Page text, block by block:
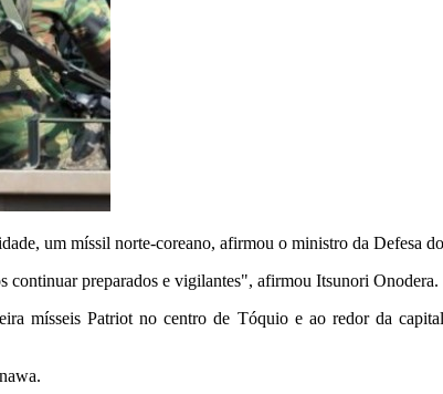
um míssil norte-coreano, afirmou o ministro da Defesa
continuar preparados e vigilantes", afirmou Itsunori Onodera.
mísseis Patriot no centro de Tóquio e ao redor da